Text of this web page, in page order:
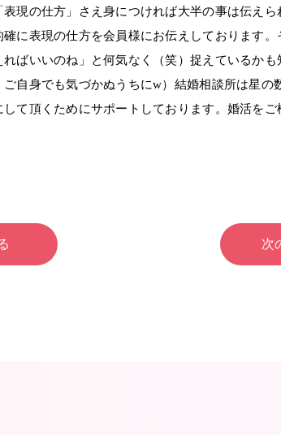
現の仕方」さえ身につければ大半の事は伝えら
に表現の仕方を会員様にお伝えしております
ばいいのね」と何気なく（笑）捉えているかも
自身でも気づかぬうちにw）結婚相談所は星の
て頂くためにサポートしております。婚活をご
次